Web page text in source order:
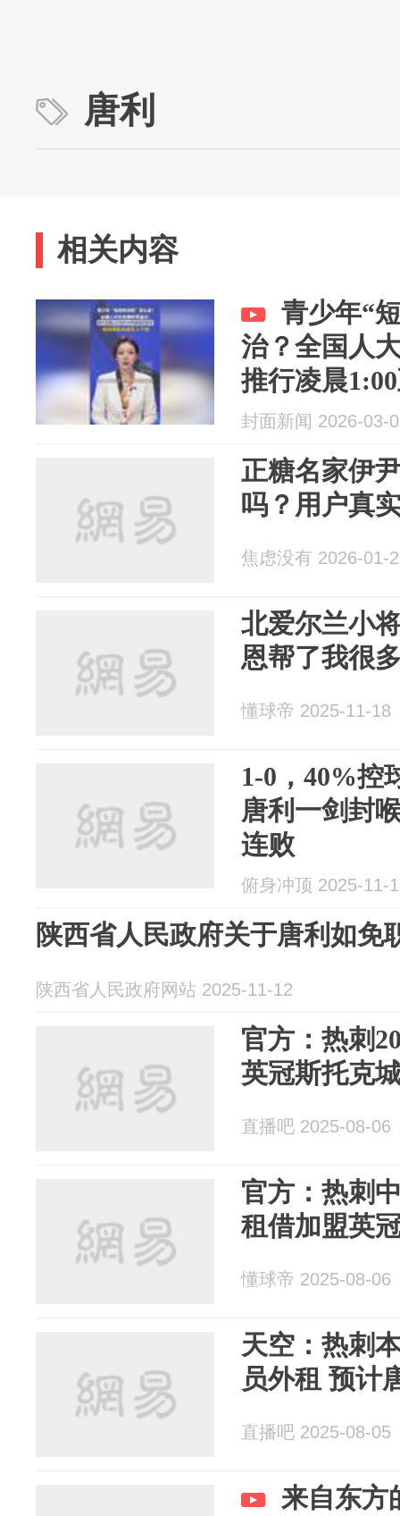
唐利
相关内容
青少年“
治？全国人
推行凌晨
控，夜间强
封面新闻 2026-03-
正糖名家伊
吗？用户真
焦虑没有 2026-01-
北爱尔兰小
恩帮了我很
懂球帝 2025-11-18
1-0，40%控
唐利一剑封
连败
俯身冲顶 2025-11-
陕西省人民政府关于唐利如免
陕西省人民政府网站 2025-11-12
官方：热刺
英冠斯托克
直播吧 2025-08-06
官方：热刺
租借加盟英
懂球帝 2025-08-06
天空：热刺
员外租 预计
直播吧 2025-08-05
来自东方